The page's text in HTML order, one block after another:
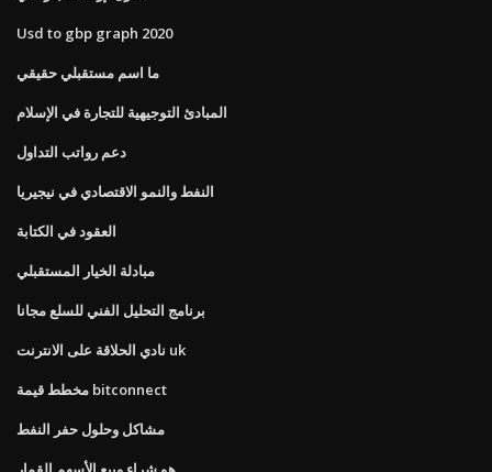
Usd to gbp graph 2020
ما اسم مستقبلي حقيقي
المبادئ التوجيهية للتجارة في الإسلام
دعم رواتب التداول
النفط والنمو الاقتصادي في نيجيريا
العقود في الكتابة
مبادلة الخيار المستقبلي
برنامج التحليل الفني للسلع مجانا
نادي الحلاقة على الانترنت uk
مخطط قيمة bitconnect
مشاكل وحلول حفر النفط